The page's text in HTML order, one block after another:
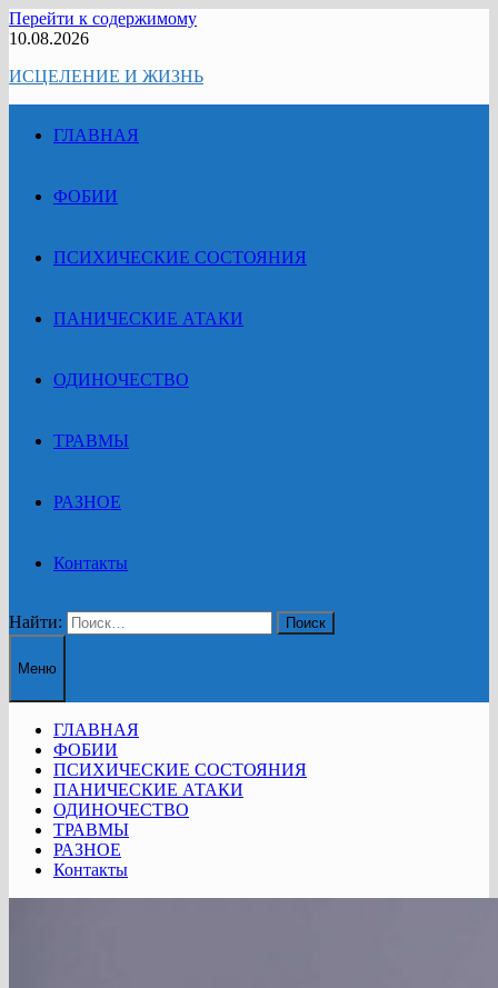
Перейти к содержимому
10.08.2026
ИСЦЕЛЕНИЕ И ЖИЗНЬ
ГЛАВНАЯ
ФОБИИ
ПСИХИЧЕСКИЕ СОСТОЯНИЯ
ПАНИЧЕСКИЕ АТАКИ
ОДИНОЧЕСТВО
ТРАВМЫ
РАЗНОЕ
Контакты
Найти:
Меню
ГЛАВНАЯ
ФОБИИ
ПСИХИЧЕСКИЕ СОСТОЯНИЯ
ПАНИЧЕСКИЕ АТАКИ
ОДИНОЧЕСТВО
ТРАВМЫ
РАЗНОЕ
Контакты